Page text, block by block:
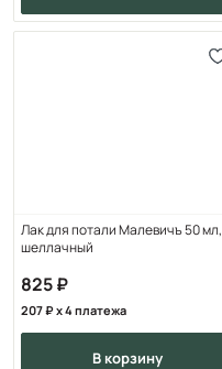
Лак для потали Малевичъ 50 мл,
шеллачный
825
207 x 4 платежа
в корзину